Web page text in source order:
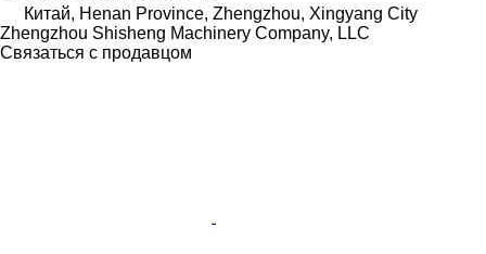
Китай, Henan Province, Zhengzhou, Xingyang City
Zhengzhou Shisheng Machinery Company, LLC
Связаться с продавцом